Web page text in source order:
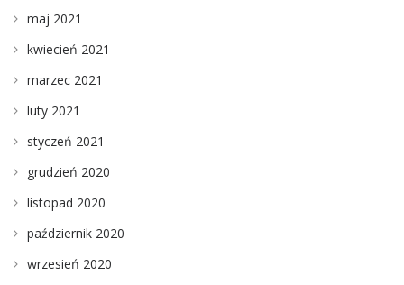
maj 2021
kwiecień 2021
marzec 2021
luty 2021
styczeń 2021
grudzień 2020
listopad 2020
październik 2020
wrzesień 2020